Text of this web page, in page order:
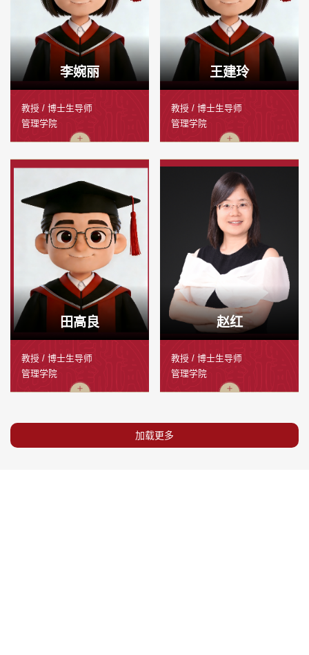
李婉丽
教授 / 博士生导师
管理学院
王建玲
教授 / 博士生导师
管理学院
田高良
教授 / 博士生导师
管理学院
赵红
教授 / 博士生导师
管理学院
加载更多